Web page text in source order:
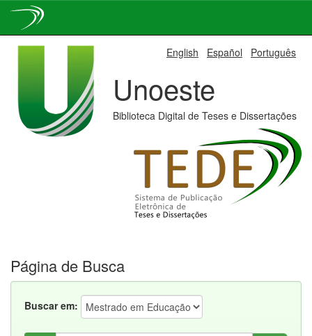
English Español Português
Unoeste
Biblioteca Digital de Teses e Dissertações
Página de Busca
Buscar em: